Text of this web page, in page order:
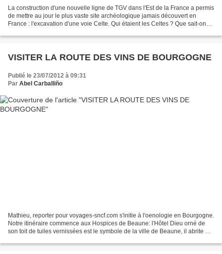
La construction d'une nouvelle ligne de TGV dans l'Est de la France a permis
de mettre au jour le plus vaste site archéologique jamais découvert en
France : l'excavation d'une voie Celte. Qui étaient les Celtes ? Que sait-on
VISITER LA ROUTE DES VINS DE BOURGOGNE
Publié le 23/07/2012 à 09:31
Par Abel Carballiño
Mathieu, reporter pour voyages-sncf.com s'initie à l'oenologie en Bourgogne.
Notre itinéraire commence aux Hospices de Beaune: l'Hôtel Dieu orné de
son toit de tuiles vernissées est le symbole de la ville de Beaune, il abrite un